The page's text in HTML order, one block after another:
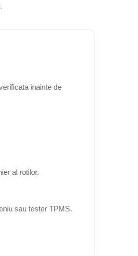
inainte de
al rotilor.
sau tester TPMS.